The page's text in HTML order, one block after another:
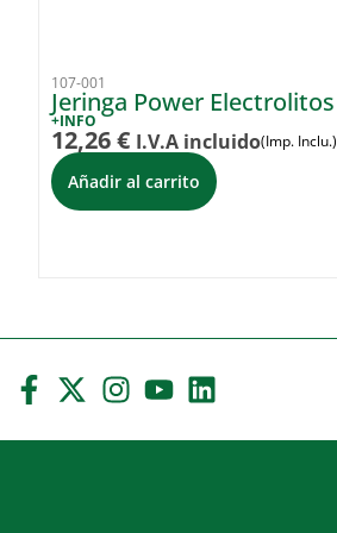
107-001
Jeringa Power Electrolitos
+INFO
12,26€ I.V.A incluido(Imp. Inclu.)
Añadir al carrito